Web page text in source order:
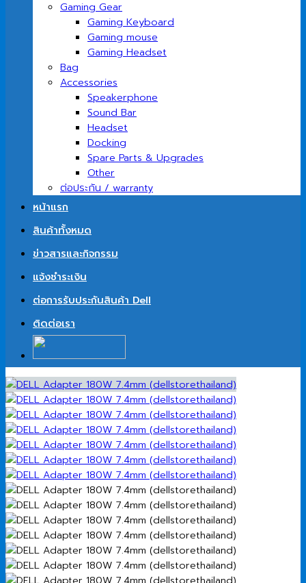
Gaming Gear
Gaming Keyboard
Gaming mouse
Gaming Headset
Bag
Accessories
Speakerphone
Sound Bar
Headset
Docking
Spare Parts & Upgrades
Other
ต่อประกัน / warranty
หน้าแรก
สินค้าทั้งหมด
ข่าวสารและกิจกรรม
แจ้งชำระเงิน
ต่อการรับประกันสินค้า Dell
ติดต่อเรา